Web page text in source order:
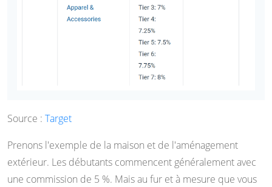
Source : Target
Prenons l'exemple de la maison et de l'aménagement
extérieur. Les débutants commencent généralement avec
une commission de 5 %. Mais au fur et à mesure que vous